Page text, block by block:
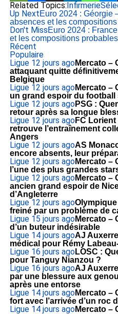
Related Topics:Infirmerie
Up NextEuro 2024 : Géorgie
absences et les
Don't MissEuro 2024 :
et les compositions probables
Récent
Populaire
Ligue 12 jours agoMercato –
attaquant quitte
Belgique
Ligue 12 jours agoMercato –
un grand espoir du football
Ligue 12 jours agoPSG :
retour après sa longue
Ligue 12 jours agoFC Lorient
retrouve l’entraînement
Angers
Ligue 12 jours agoAS
encore absents, leur
Ligue 12 jours agoMercato –
l’une des plus grandes
Ligue 12 jours agoMercato –
ancien grand espoir de
d’Angleterre
Ligue 12 jours ago
freiné par un problème de
Ligue 15 jours agoMercato –
d’un buteur indésirable
Ligue 14 jours agoAJ
médical pour Rémy
Ligue 16 jours agoLOSC :
pour Tanguy Nianzou ?
Ligue 16 jours agoAJ
par une blessure aux
après une entorse
Ligue 14 jours agoMercato –
fort avec l’arrivée d’un roc
Ligue 14 jours agoMercato –